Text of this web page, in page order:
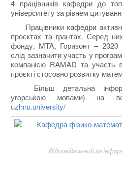
4 працівників кафедри до
університету за рівнем
Працівники кафедри
проєктах та грантах. Серед
фонду, MTA, Горизонт –
слід зазначити участь у
компанією RAMAD та участь
проєкті стосовно розвитку
Більш детальна
угорською мовами) на
uzhnu.university/
Відповідальний за